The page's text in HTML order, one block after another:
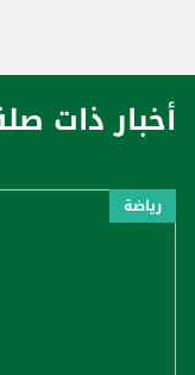
أخبار ذات
رياضة